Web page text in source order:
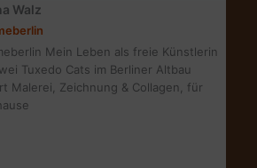
Walz
Mein Leben als freie Künstlerin
zwei Tuxedo Cats im Berliner Altbau
Malerei, Zeichnung & Collagen, für